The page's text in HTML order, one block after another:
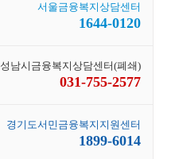
서울금융복지상담센터
1644-0120
성남시금융복지상담센터(폐쇄)
031-755-2577
경기도서민금융복지지원센터
1899-6014